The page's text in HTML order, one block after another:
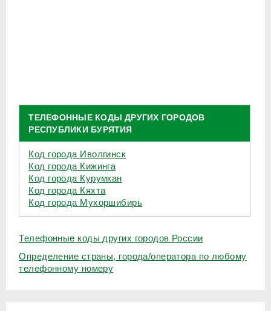
ТЕЛЕФОННЫЕ КОДЫ ДРУГИХ ГОРОДОВ
РЕСПУБЛИКИ БУРЯТИЯ
Код города Иволгинск
Код города Кижинга
Код города Курумкан
Код города Кяхта
Код города Мухоршибирь
Телефонные коды других городов России
Определение страны, города/оператора по любому
телефонному номеру